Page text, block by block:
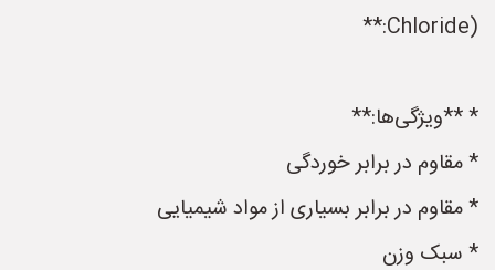
Chloride):**
* **ویژگی‌ها:**
* مقاوم در برابر خوردگی
* مقاوم در برابر بسیاری از مواد شیمیایی
* سبک وزن